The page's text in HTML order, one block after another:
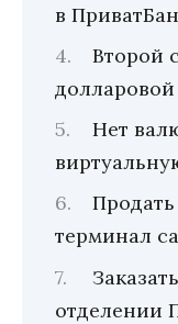
в
Второй
Нет
терминал
отделении